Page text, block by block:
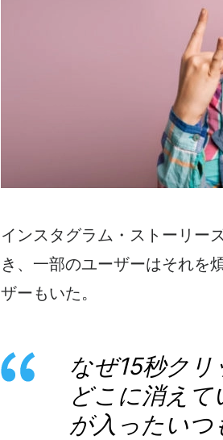
インスタグラム・ストーリー
き、一部のユーザーはそれを
ザーもいた。
なぜ15秒ク
どこに消え
が入ったい